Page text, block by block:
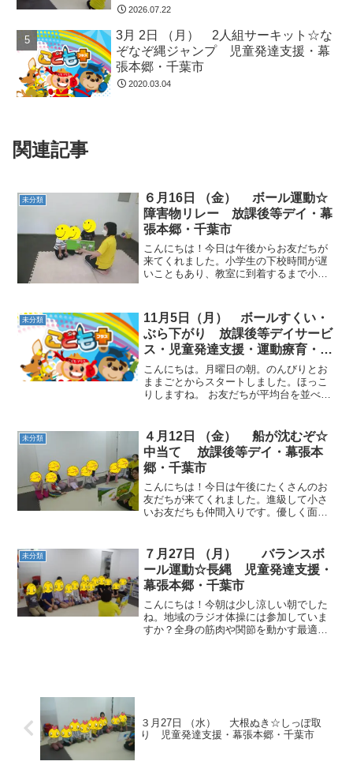
2026.07.22
3月 2日 （月） 2人組サーキット☆な
ぞなぞ縄ジャンプ 児童発達支援・幕
張本郷・千葉市
2020.03.04
関連記事
未分類
６月16日 （金） ボール運動☆
障害物リレー 放課後等デイ・幕
張本郷・千葉市
こんにちは！今日は午後からお友だちが
来てくれました。小学生の下校時間が遅
いこともあり、教室に到着するまで小さ
り、座ったり、ハンドルのように持った
り、、、。楽しみながら...
未分類
11月5日（月） ボールすくい・
ぶら下がり 放課後等デイサービ
ス・児童発達支援・運動療育・幕
張本郷
こんにちは。月曜日の朝。のんびりとお
ままごとからスタートしました。ほっこ
りしますね。 お友だちが平均台を並べて
がりました。 色島動物ごっこ☆音楽が止
まったら小さい島に色を...
未分類
４月12日 （金） 船が沈むぞ☆
中当て 放課後等デイ・幕張本
郷・千葉市
こんにちは！今日は午後にたくさんのお
友だちが来てくれました。進級して小さ
いお友だちも仲間入りです。優しく面倒
☆マットの上に立つ、座る、マットの下
に足を入れるなどの指示...
未分類
７月27日 （月） バランスボ
ール運動☆長縄 児童発達支援・
幕張本郷・千葉市
こんにちは！今朝は少し涼しい朝でした
ね。地域のラジオ体操には参加していま
すか？全身の筋肉や関節を動かす最適な
３月27日 （水） 大根ぬき☆しっぽ取
り 児童発達支援・幕張本郷・千葉市